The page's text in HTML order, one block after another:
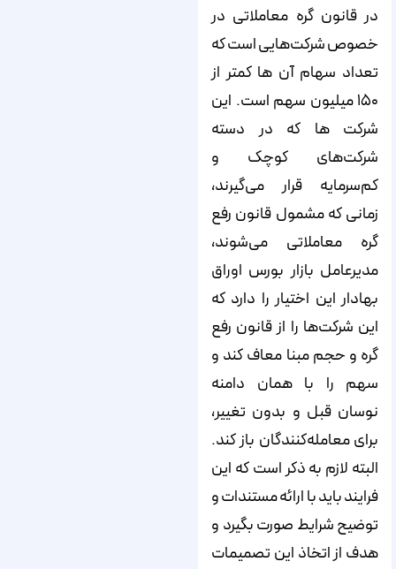
در قانون گره معاملاتی در
خصوص شرکت‌هایی است که
تعداد سهام آن ها کمتر از
۱۵۰ میلیون سهم است. این
شرکت ها که در دسته
شرکت‌های کوچک و
کم‌سرمایه قرار می‌گیرند،
زمانی که مشمول قانون رفع
گره معاملاتی می‌شوند،
مدیرعامل بازار بورس اوراق
بهادار این اختیار را دارد که
این شرکت‌ها را از قانون رفع
گره و حجم مبنا معاف کند و
سهم را با همان دامنه
نوسان قبل و بدون تغییر،
برای معامله‌کنندگان باز کند.
البته لازم به ذکر است که این
فرایند باید با ارائه مستندات و
توضیح شرایط صورت بگیرد و
هدف از اتخاذ این تصمیمات